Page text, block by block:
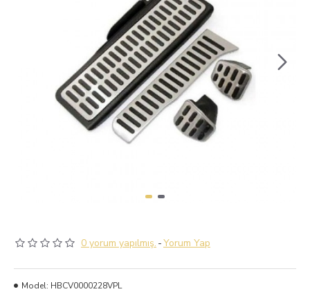
0 yorum yapılmış. -Yorum Yap
Model: HBCV0000228VPL